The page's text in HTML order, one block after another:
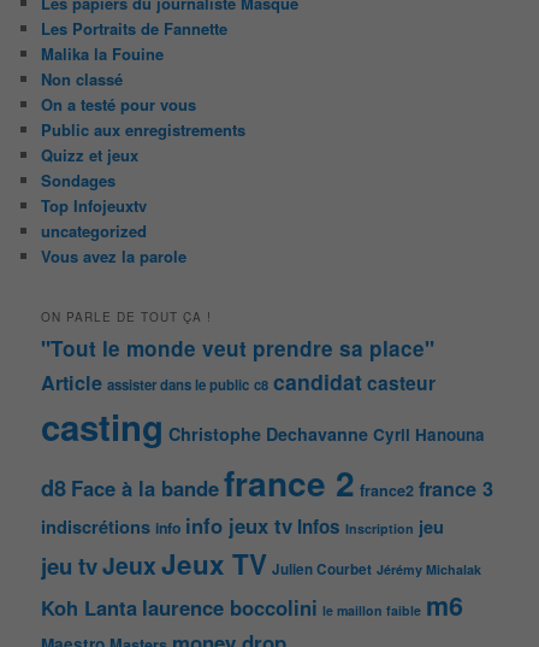
Les Portraits de Fannette
Malika la Fouine
Non classé
On a testé pour vous
Public aux enregistrements
Quizz et jeux
Sondages
Top Infojeuxtv
uncategorized
Vous avez la parole
ON PARLE DE TOUT ÇA !
"Tout le monde veut prendre sa place"
Article assister dans le public c8 candidatcasteur
casting Christophe Dechavanne Cyril Hanouna
d8 Face à la bandefrance 2 france2 france 3
indiscrétions info info jeux tv Infos Inscription jeu
jeu tvJeuxJeux TV Julien Courbet Jérémy Michalak
Koh Lanta laurence boccolini le maillon faible m6